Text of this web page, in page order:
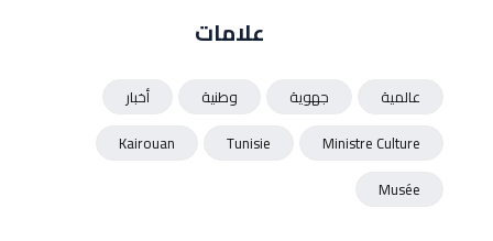
علامات
عالمية جهوية وطنية
أخبار
Ministre Culture
Tunisie
Kairouan
Musée